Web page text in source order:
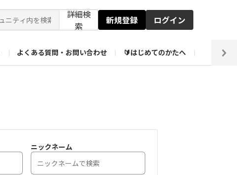
詳細検
索
新規登録 ログイン
よくある質問・お問い合わせ 🔰はじめてのかたへ 編集
ニックネーム